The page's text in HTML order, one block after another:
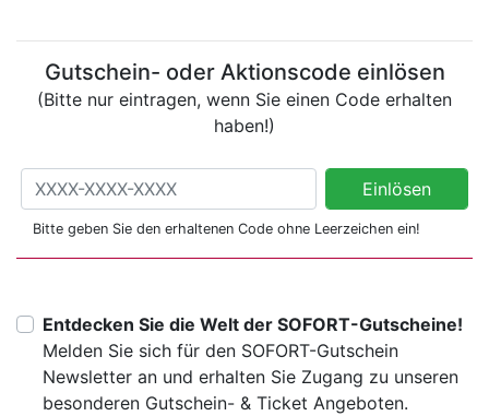
Gutschein- oder Aktionscode einlösen
(Bitte nur eintragen, wenn Sie einen Code erhalten
haben!)
Gutschein- oder Aktionscode einlösen
(Bitte nur eintragen, wenn Sie einen Code erhalten haben!)
Einlösen
Bitte geben Sie den erhaltenen Code ohne Leerzeichen ein!
Entdecken Sie die Welt der SOFORT-Gutscheine!
Melden Sie sich für den SOFORT-Gutschein
Newsletter an und erhalten Sie Zugang zu unseren
besonderen Gutschein- & Ticket Angeboten.